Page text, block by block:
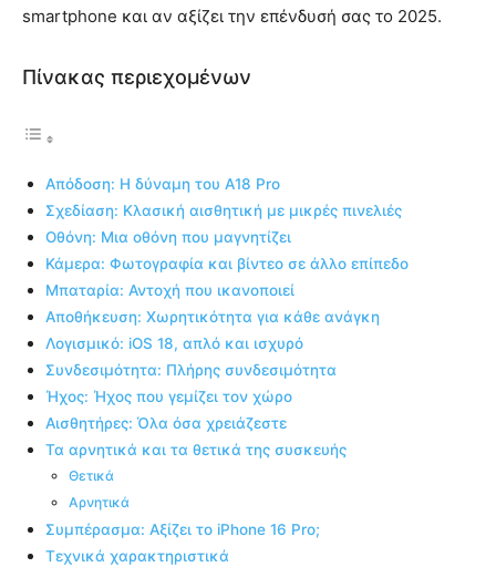
smartphone και αν αξίζει την επένδυσή σας το 2025.
Πίνακας περιεχομένων
Απόδοση: Η δύναμη του A18 Pro
Σχεδίαση: Κλασική αισθητική με μικρές πινελιές
Οθόνη: Μια οθόνη που μαγνητίζει
Κάμερα: Φωτογραφία και βίντεο σε άλλο επίπεδο
Μπαταρία: Αντοχή που ικανοποιεί
Αποθήκευση: Χωρητικότητα για κάθε ανάγκη
Λογισμικό: iOS 18, απλό και ισχυρό
Συνδεσιμότητα: Πλήρης συνδεσιμότητα
Ήχος: Ήχος που γεμίζει τον χώρο
Αισθητήρες: Όλα όσα χρειάζεστε
Τα αρνητικά και τα θετικά της συσκευής
Θετικά
Αρνητικά
Συμπέρασμα: Αξίζει το iPhone 16 Pro;
Τεχνικά χαρακτηριστικά